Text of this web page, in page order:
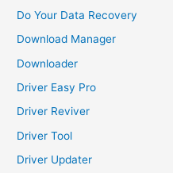
Do Your Data Recovery
Download Manager
Downloader
Driver Easy Pro
Driver Reviver
Driver Tool
Driver Updater